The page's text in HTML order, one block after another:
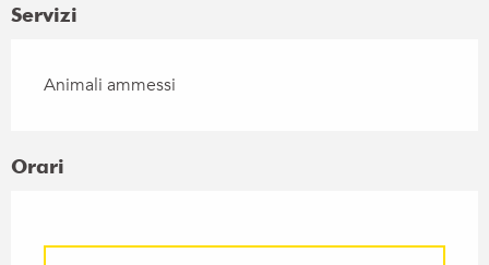
Servizi
Animali ammessi
Orari